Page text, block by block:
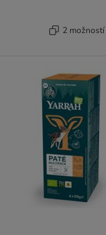
2 možností